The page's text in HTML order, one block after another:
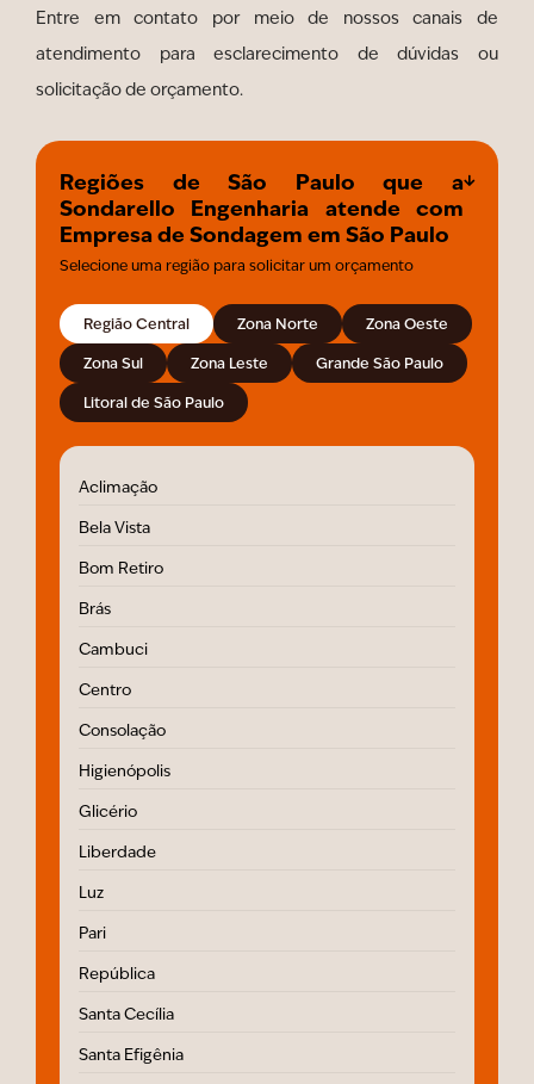
Entre em contato por meio de nossos canais de
atendimento para esclarecimento de dúvidas ou
solicitação de orçamento.
Regiões de São Paulo que a
Sondarello Engenharia atende com
Empresa de Sondagem em São Paulo
Selecione uma região para solicitar um orçamento
Região Central Zona Norte
Zona Oeste
Zona Sul
Zona Leste
Grande São Paulo
Litoral de São Paulo
Aclimação
Bela Vista
Bom Retiro
Brás
Cambuci
Centro
Consolação
Higienópolis
Glicério
Liberdade
Luz
Pari
República
Santa Cecília
Santa Efigênia